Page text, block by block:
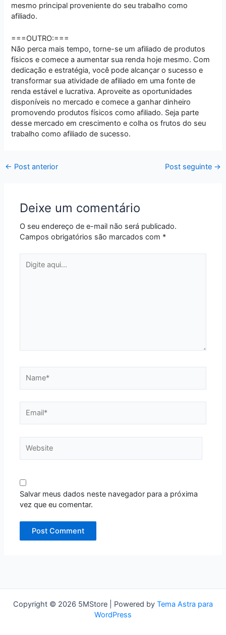
mesmo principal proveniente do seu trabalho como
afiliado.
===OUTRO:===
Não perca mais tempo, torne-se um afiliado de produtos
físicos e comece a aumentar sua renda hoje mesmo. Com
dedicação e estratégia, você pode alcançar o sucesso e
transformar sua atividade de afiliado em uma fonte de
renda estável e lucrativa. Aproveite as oportunidades
disponíveis no mercado e comece a ganhar dinheiro
promovendo produtos físicos como afiliado. Seja parte
desse mercado em crescimento e colha os frutos do seu
trabalho como afiliado de sucesso.
← Post anterior Post seguinte →
Deixe um comentário
O seu endereço de e-mail não será publicado.
Campos obrigatórios são marcados com *
aqui...
Salvar meus dados neste navegador para a próxima
vez que eu comentar.
Copyright © 2026 5MStore | Powered by Tema Astra para
WordPress